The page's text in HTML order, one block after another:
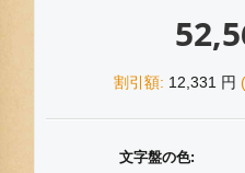
割引額: 12,331 円 (
文字盤の色: